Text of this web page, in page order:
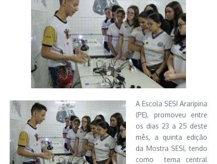
A Escola SESI Araripina
(PE), promoveu entre
os dias 23 a 25 deste
mês, a quinta edição
da Mostra SESI, tendo
como tema central